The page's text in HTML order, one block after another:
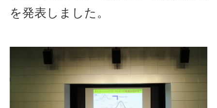
を発表しました。